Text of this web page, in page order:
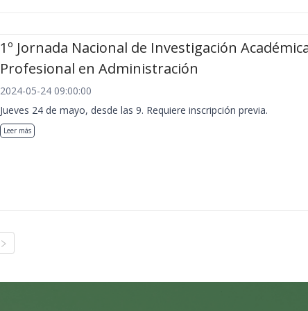
1º Jornada Nacional de Investigación
Profesional en Administración
2024-05-24 09:00:00
Jueves 24 de mayo, desde las 9. Requiere inscripción previa.
Leer más